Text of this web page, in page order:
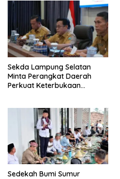
Sekda Lampung Selatan
Minta Perangkat Daerah
Perkuat Keterbukaan
Sedekah Bumi Sumur